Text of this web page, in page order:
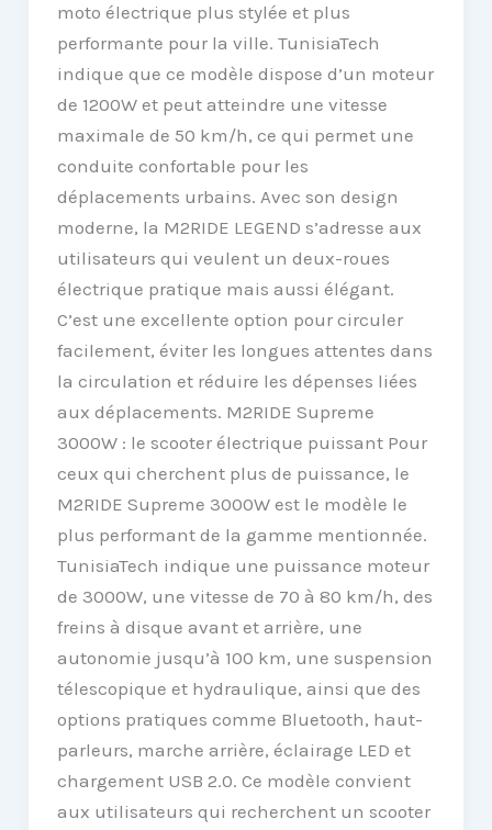
moto électrique plus stylée et plus
performante pour la ville. TunisiaTech
indique que ce modèle dispose d’un moteur
de 1200W et peut atteindre une vitesse
maximale de 50 km/h, ce qui permet une
conduite confortable pour les
déplacements urbains. Avec son design
moderne, la M2RIDE LEGEND s’adresse aux
utilisateurs qui veulent un deux-roues
électrique pratique mais aussi élégant.
C’est une excellente option pour circuler
facilement, éviter les longues attentes dans
la circulation et réduire les dépenses liées
aux déplacements. M2RIDE Supreme
3000W : le scooter électrique puissant Pour
ceux qui cherchent plus de puissance, le
M2RIDE Supreme 3000W est le modèle le
plus performant de la gamme mentionnée.
TunisiaTech indique une puissance moteur
de 3000W, une vitesse de 70 à 80 km/h, des
freins à disque avant et arrière, une
autonomie jusqu’à 100 km, une suspension
télescopique et hydraulique, ainsi que des
options pratiques comme Bluetooth, haut-
parleurs, marche arrière, éclairage LED et
chargement USB 2.0. Ce modèle convient
aux utilisateurs qui recherchent un scooter